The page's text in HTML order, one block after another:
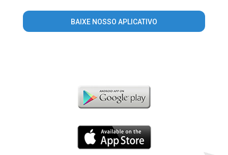
BAIXE NOSSO APLICATIVO